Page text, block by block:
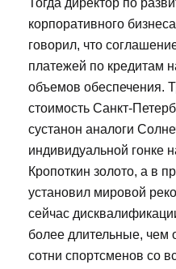
Тогда директор по
корпоративного
говорил, что
платежей по кредитам
объемов обеспечения.
стоимость Санкт-
сустанон аналоги
индивидуальной гонке
Кропоткин золото, а в
установил мировой
сейчас
более длительные,
сотни спортсменов со